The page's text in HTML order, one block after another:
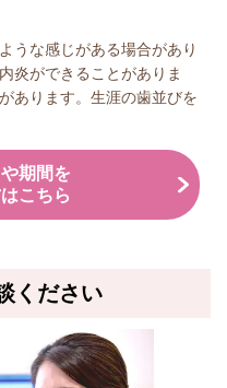
うな感じがある場合があり
炎ができることがありま
あります。生涯の歯並びを
期間を
こちら
ください